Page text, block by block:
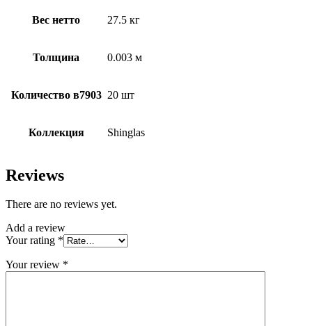
Вес нетто 27.5 кг
Толщина 0.003 м
Количество в7903 20 шт
Коллекция Shinglas
Reviews
There are no reviews yet.
Add a review
Your rating *
Your review *